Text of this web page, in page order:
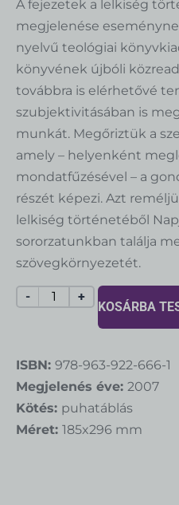
A fejezetek a lelkiség
megjelenése
nyelvű teológiai
könyvének újbóli
továbbra is elérhetővé
szubjektivitásában is
munkát. Megőriztük a
amely – helyenként
mondatfűzésével – a
részét képezi. Azt
lelkiség történetéből
sororzatunkban találja
szövegkörnyezetét.
- +
KOSÁRBA
ISBN: 978-963-922-666-1
Megjelenés éve: 2007
Kötés: puhatáblás
Méret: 185x296 mm